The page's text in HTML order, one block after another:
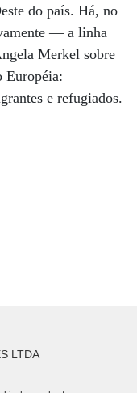
do país. Há, no
— a linha
Merkel sobre
Européia:
e refugiados.
LTDA